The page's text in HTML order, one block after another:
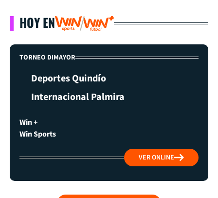
HOY EN
TORNEO DIMAYOR
Deportes Quindío
Internacional Palmira
Win +
Win Sports
VER ONLINE